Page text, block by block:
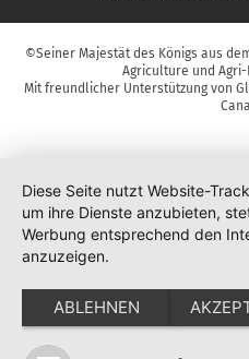
©Seiner Majestät des Königs aus
Agriculture und Agri-
Mit freundlicher Unterstützung von
Diese Seite nutzt Website-
um ihre Dienste anzubieten,
Werbung entsprechend den
anzuzeigen.
ABLEHNEN